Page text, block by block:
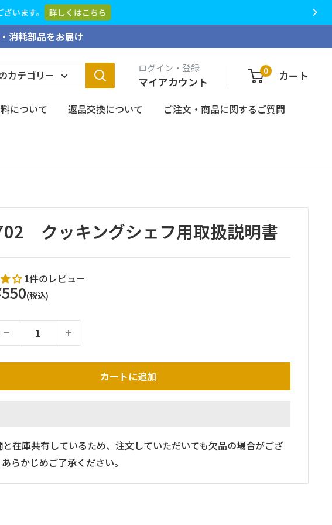
います。 詳しくはこちら
消耗部品をお届け
カテゴリー ログイン・登録
マイアカウント
0 カート
について 返品交換について ご注文・商品に関するご質問
クッキングシェフ用取扱説明書
1件のレビュー
格
(税込)
カートに追加
在庫共有しているため、注文していただいても欠品の場合がござ
らかじめご了承ください。